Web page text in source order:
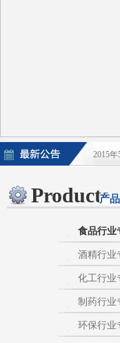
2015
2015
淀粉泵
不锈钢
热烈庆
Products
产
食品行业
酒精行业
化工行业
制药行业
环保行业